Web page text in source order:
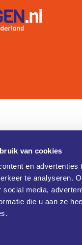
van cookies
en
te analyseren.
media,
die u aan ze